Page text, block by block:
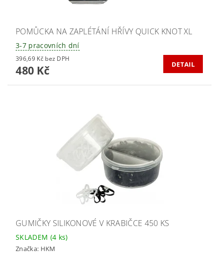
POMŮCKA NA ZAPLÉTÁNÍ HŘÍVY QUICK KNOT XL
3-7 pracovních dní
396,69 Kč bez DPH
480 Kč DETAIL
GUMIČKY SILIKONOVÉ V KRABIČCE 450 KS
SKLADEM (4 ks)
Značka: HKM